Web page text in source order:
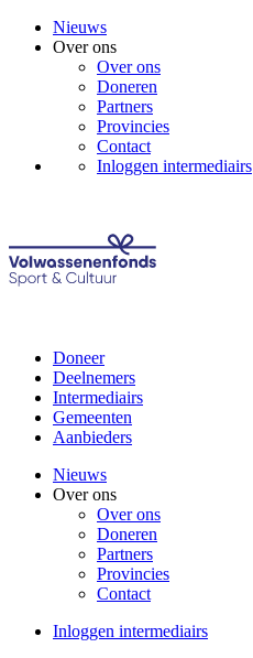
Nieuws
Over ons
Over ons
Doneren
Partners
Provincies
Contact
Inloggen intermediairs
Doneer
Deelnemers
Intermediairs
Gemeenten
Aanbieders
Nieuws
Over ons
Over ons
Doneren
Partners
Provincies
Contact
Inloggen intermediairs